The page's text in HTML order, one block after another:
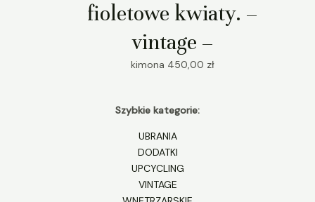
fioletowe kwiaty. –
vintage –
kimona 450,00 zł
Szybkie kategorie:
UBRANIA
DODATKI
UPCYCLING
VINTAGE